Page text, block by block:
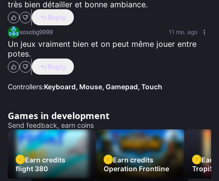
très bien détailler et bonne ambiance.
Reply
sosobg9999 11 mo. ago
Un jeux vraiment bien et on peut même jouer entre
potes.
Reply
Controllers:Keyboard, Mouse, Gamepad, Touch
Games in development
Send feedback, earn coins
Earn credits
flight 380
Earn credits
Operation Frontline
Earn